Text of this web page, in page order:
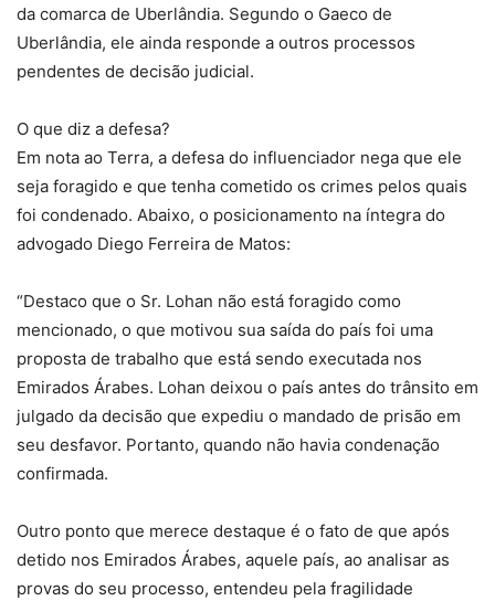
da comarca de Uberlândia. Segundo o Gaeco de
Uberlândia, ele ainda responde a outros processos
pendentes de decisão judicial.
O que diz a defesa?
Em nota ao Terra, a defesa do influenciador nega que ele
seja foragido e que tenha cometido os crimes pelos quais
foi condenado. Abaixo, o posicionamento na íntegra do
advogado Diego Ferreira de Matos:
“Destaco que o Sr. Lohan não está foragido como
mencionado, o que motivou sua saída do país foi uma
proposta de trabalho que está sendo executada nos
Emirados Árabes. Lohan deixou o país antes do trânsito em
julgado da decisão que expediu o mandado de prisão em
seu desfavor. Portanto, quando não havia condenação
confirmada.
Outro ponto que merece destaque é o fato de que após
detido nos Emirados Árabes, aquele país, ao analisar as
provas do seu processo, entendeu pela fragilidade